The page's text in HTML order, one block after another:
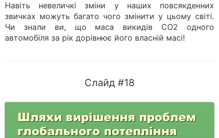
Навіть невеличкі зміни у наших повсякденних
звичках можуть багато чого змінити у цьому світі.
Чи знали ви, що маса викидів СО2 одного
автомобіля за рік дорівнює його власній масі!
Слайд #18